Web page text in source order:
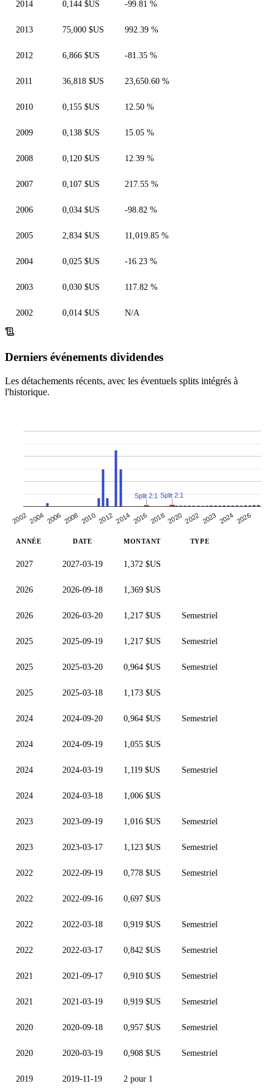
2014 0,144 $US -99.81 %
2013 75,000 $US 992.39 %
2012 6,866 $US -81.35 %
2011 36,818 $US 23,650.60 %
2010 0,155 $US 12.50 %
2009 0,138 $US 15.05 %
2008 0,120 $US 12.39 %
2007 0,107 $US 217.55 %
2006 0,034 $US -98.82 %
2005 2,834 $US 11,019.85 %
2004 0,025 $US -16.23 %
2003 0,030 $US 117.82 %
2002 0,014 $US N/A
Derniers événements dividendes
Les détachements récents, avec les éventuels splits intégrés à
l'historique.
20022004 2006 2008 2010 20122014 2016 20182020 2022 2023 2024 2026
Split 2:1 Split 2:1
ANNÉE DATE MONTANT TYPE
2027 2027-03-19 1,372 $US
2026 2026-09-18 1,369 $US
2026 2026-03-20 1,217 $US Semestriel
2025 2025-09-19 1,217 $US Semestriel
2025 2025-03-20 0,964 $US Semestriel
2025 2025-03-18 1,173 $US
2024 2024-09-20 0,964 $US Semestriel
2024 2024-09-19 1,055 $US
2024 2024-03-19 1,119 $US Semestriel
2024 2024-03-18 1,006 $US
2023 2023-09-19 1,016 $US Semestriel
2023 2023-03-17 1,123 $US Semestriel
2022 2022-09-19 0,778 $US Semestriel
2022 2022-09-16 0,697 $US
2022 2022-03-18 0,919 $US Semestriel
2022 2022-03-17 0,842 $US Semestriel
2021 2021-09-17 0,910 $US Semestriel
2021 2021-03-19 0,919 $US Semestriel
2020 2020-09-18 0,957 $US Semestriel
2020 2020-03-19 0,908 $US Semestriel
2019 2019-11-19 2 pour 1